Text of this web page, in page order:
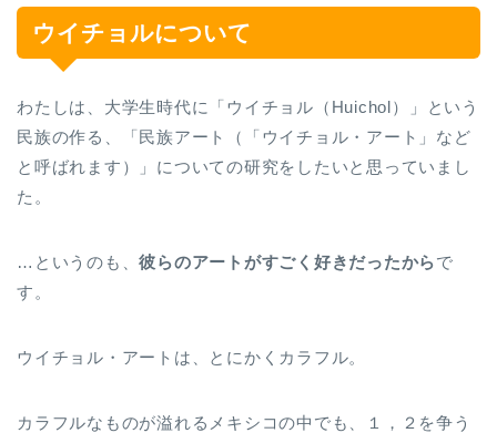
ウイチョルについて
わたしは、大学生時代に「ウイチョル（Huichol）」という
民族の作る、「民族アート（「ウイチョル・アート」など
と呼ばれます）」についての研究をしたいと思っていまし
た。
…というのも、彼らのアートがすごく好きだったからで
す。
ウイチョル・アートは、とにかくカラフル。
カラフルなものが溢れるメキシコの中でも、１，２を争う